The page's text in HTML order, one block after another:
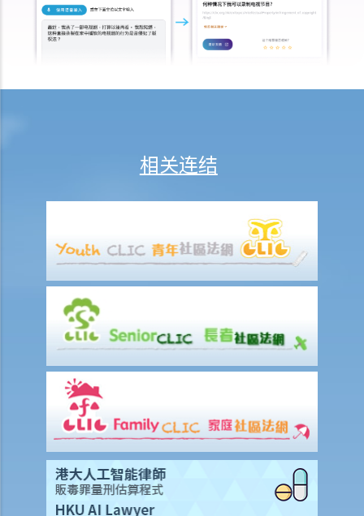
8. 撤销授予
9. 问与答
7. 甚么是传唤书和知会备忘？
8. 如果在颁授遗产管理书后发现遗嘱，应怎么办？
9. 如果我没有很多近亲。我能委任一位朋友或一个机构，例如非牟利机
构，成为我的遗嘱执行人吗？如果可以，我应该做些什么准备作此安
10. 如果我的遗产 (1)少于50,000元；(2)超过50,000元但少于150,000
元；或(3)超过150,000元，相关的准备安排是否不同？
11. 委任遗嘱执行人有哪些限制？
12. 作为遗嘱执行人(不是立遗嘱人的直系亲属，例如朋友或非政府机
构)，我可以做什么准备？
遗产管理
1. 偿还债务和支付丧葬费
相关连结